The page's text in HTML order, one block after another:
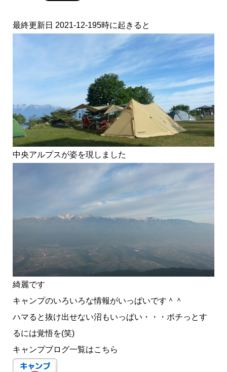
最終更新日 2021-12-195時に起きると
中央アルプスが姿を現しました
綺麗です
キャンプのいろいろな情報がいっぱいです＾＾
ハマると抜け出せない沼もいっぱい・・・ポチっとす
るには覚悟を(笑)
キャンプブログ一覧はこちら